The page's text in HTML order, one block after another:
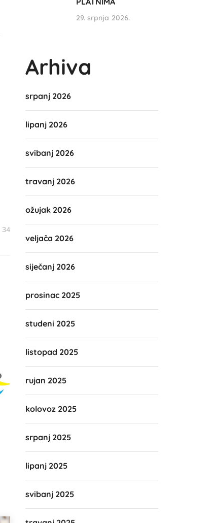
34
29. srpnja 2026.
Arhiva
srpanj 2026
lipanj 2026
svibanj 2026
travanj 2026
ožujak 2026
veljača 2026
siječanj 2026
prosinac 2025
studeni 2025
listopad 2025
rujan 2025
kolovoz 2025
srpanj 2025
lipanj 2025
svibanj 2025